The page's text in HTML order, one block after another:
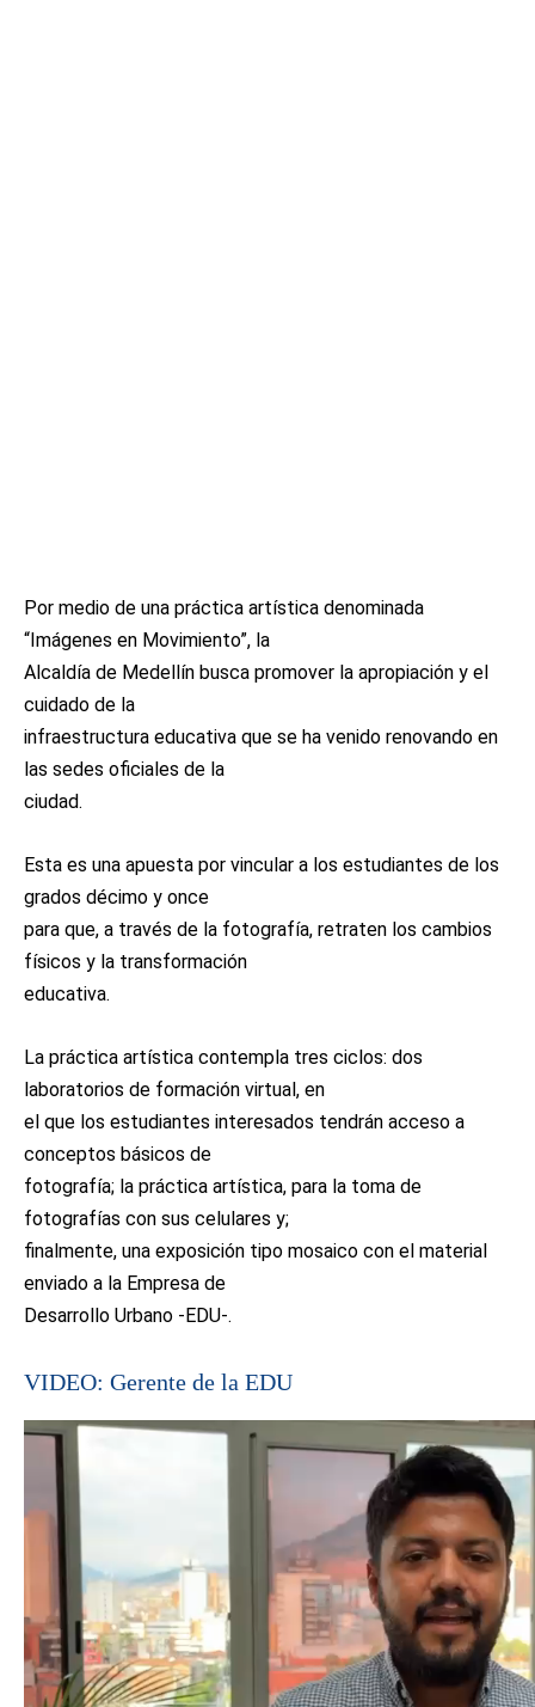
Por medio de una práctica artística denominada
“Imágenes en Movimiento”, la
Alcaldía de Medellín busca promover la apropiación y el
cuidado de la
infraestructura educativa que se ha venido renovando en
las sedes oficiales de la
ciudad.
Esta es una apuesta por vincular a los estudiantes de los
grados décimo y once
para que, a través de la fotografía, retraten los cambios
físicos y la transformación
educativa.
La práctica artística contempla tres ciclos: dos
laboratorios de formación virtual, en
el que los estudiantes interesados tendrán acceso a
conceptos básicos de
fotografía; la práctica artística, para la toma de
fotografías con sus celulares y;
finalmente, una exposición tipo mosaico con el material
enviado a la Empresa de
Desarrollo Urbano -EDU-.
VIDEO: Gerente de la EDU